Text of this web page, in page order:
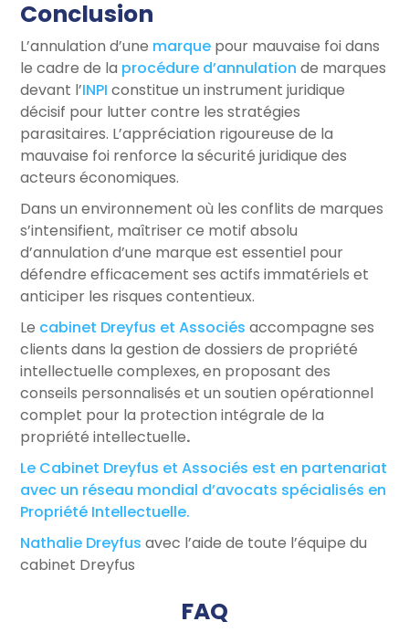
Conclusion
L’annulation d’une marque pour mauvaise foi dans
le cadre de la procédure d’annulation de marques
devant l’INPI constitue un instrument juridique
décisif pour lutter contre les stratégies
parasitaires. L’appréciation rigoureuse de la
mauvaise foi renforce la sécurité juridique des
acteurs économiques.
Dans un environnement où les conflits de marques
s’intensifient, maîtriser ce motif absolu
d’annulation d’une marque est essentiel pour
défendre efficacement ses actifs immatériels et
anticiper les risques contentieux.
Le cabinet Dreyfus et Associés accompagne ses
clients dans la gestion de dossiers de propriété
intellectuelle complexes, en proposant des
conseils personnalisés et un soutien opérationnel
complet pour la protection intégrale de la
propriété intellectuelle.
Le Cabinet Dreyfus et Associés est en partenariat
avec un réseau mondial d’avocats spécialisés en
Propriété Intellectuelle.
Nathalie Dreyfus avec l’aide de toute l’équipe du
cabinet Dreyfus
FAQ